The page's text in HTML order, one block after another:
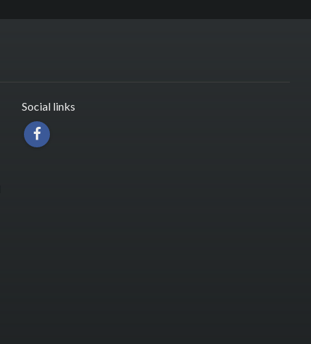
Social links